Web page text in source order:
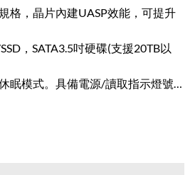
格，晶片內建UASP效能，可提升
，SATA3.5吋硬碟(支援20TB以
眠模式。具備電源/讀取指示燈號